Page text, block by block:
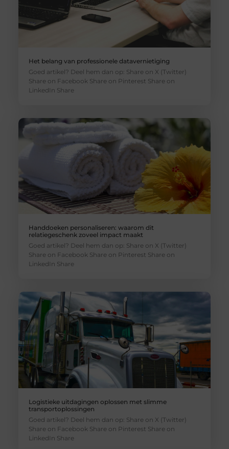
Het belang van professionele datavernietiging
Goed artikel? Deel hem dan op: Share on X (Twitter)
Share on Facebook Share on Pinterest Share on
LinkedIn Share
Handdoeken personaliseren: waarom dit
relatiegeschenk zoveel impact maakt
Goed artikel? Deel hem dan op: Share on X (Twitter)
Share on Facebook Share on Pinterest Share on
LinkedIn Share
Logistieke uitdagingen oplossen met slimme
transportoplossingen
Goed artikel? Deel hem dan op: Share on X (Twitter)
Share on Facebook Share on Pinterest Share on
LinkedIn Share